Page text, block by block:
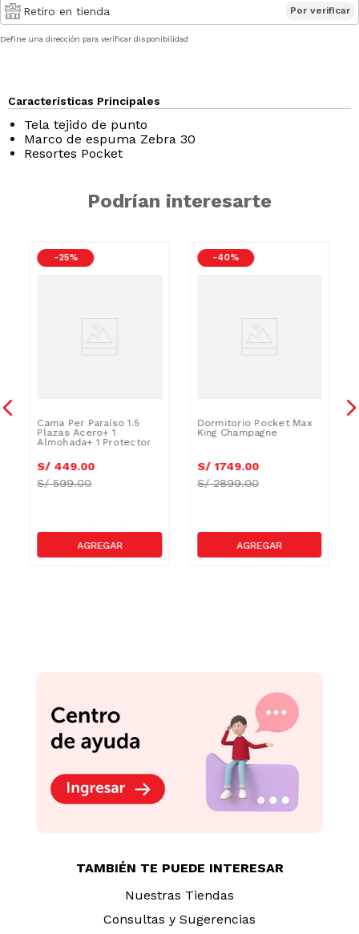
Retiro en tienda Por verificar
Define una dirección para verificar disponibilidad
Características Principales
Tela tejido de punto
Marco de espuma Zebra 30
Resortes Pocket
Podrían interesarte
-25 %
Cama Per Paraíso 1.5
Plazas Acero+ 1
Almohada+ 1 Protector
S/ 449.00
S/599.00
-40 %
Dormitorio Pocket Max
King Champagne
S/ 1749.00
S/2899.00
TAMBIÉN TE PUEDE INTERESAR
Nuestras Tiendas
Consultas y Sugerencias